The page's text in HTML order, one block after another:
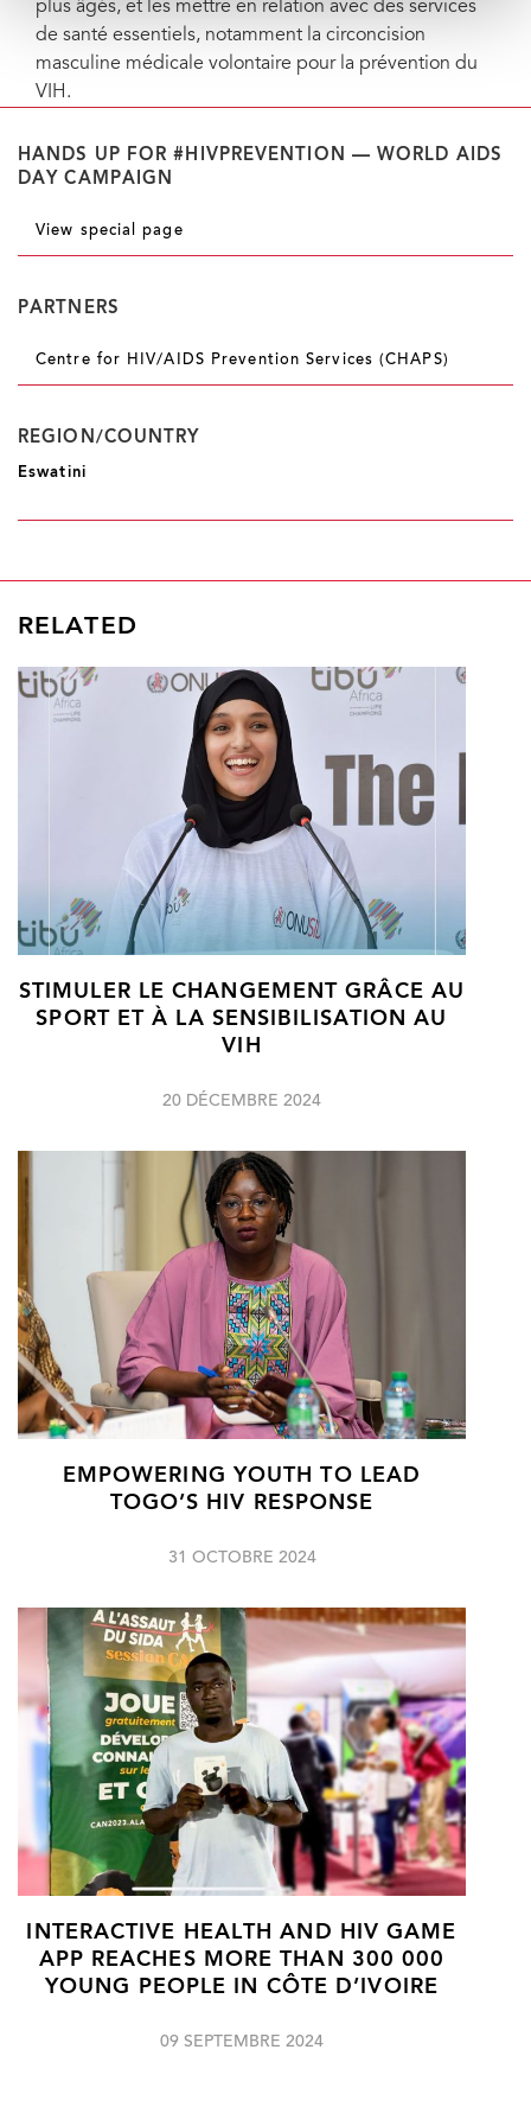
plus âgés, et les mettre en relation avec des services
de santé essentiels, notamment la circoncision
masculine médicale volontaire pour la prévention du
VIH.
HANDS UP FOR #HIVPREVENTION — WORLD AIDS
DAY CAMPAIGN
View special page
PARTNERS
Centre for HIV/AIDS Prevention Services (CHAPS)
REGION/COUNTRY
Eswatini
RELATED
STIMULER LE CHANGEMENT GRÂCE AU
SPORT ET À LA SENSIBILISATION AU
VIH
20 DÉCEMBRE 2024
EMPOWERING YOUTH TO LEAD
TOGO’S HIV RESPONSE
31 OCTOBRE 2024
INTERACTIVE HEALTH AND HIV GAME
APP REACHES MORE THAN 300 000
YOUNG PEOPLE IN CÔTE D’IVOIRE
09 SEPTEMBRE 2024